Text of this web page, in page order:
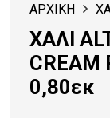
ΑΡΧΙΚΗ
ΧΑΛΙ
0,80εκ